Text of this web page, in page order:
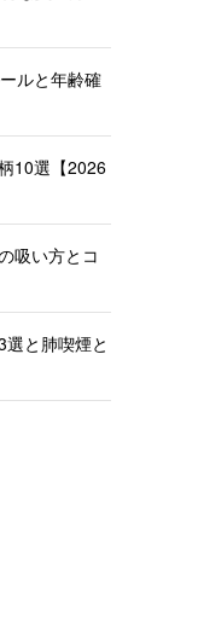
ルと年齢確
10選【2026
吸い方とコ
と肺喫煙と